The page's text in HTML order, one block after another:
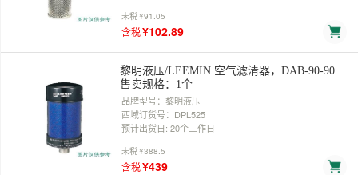
未税¥91.05
含税¥102.89
黎明液压/LEEMIN 空气滤清器，DAB-90-90
售卖规格：1个
品牌型号：黎明液压
西域订货号：DPL525
预计出货日: 20个工作日
未税¥388.5
含税¥439